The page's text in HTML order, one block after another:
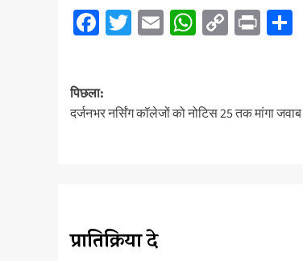
Facebook
Twitter
EmailWhatsApp
Copy
Print
पोस्ट
नेविगेशन
पिछला:
दर्जनभर नर्सिंग कॉलेजों को नोटिस 25 तक मांगा जवाब
प्रातिक्रिया दे